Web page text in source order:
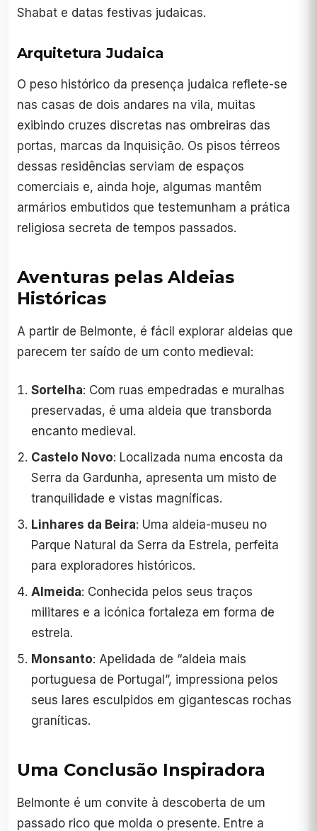
Shabat e datas festivas judaicas.
Arquitetura Judaica
O peso histórico da presença judaica reflete-se
nas casas de dois andares na vila, muitas
exibindo cruzes discretas nas ombreiras das
portas, marcas da Inquisição. Os pisos térreos
dessas residências serviam de espaços
comerciais e, ainda hoje, algumas mantêm
armários embutidos que testemunham a prática
religiosa secreta de tempos passados.
Aventuras pelas Aldeias
Históricas
A partir de Belmonte, é fácil explorar aldeias que
parecem ter saído de um conto medieval:
Sortelha: Com ruas empedradas e muralhas
preservadas, é uma aldeia que transborda
encanto medieval.
Castelo Novo: Localizada numa encosta da
Serra da Gardunha, apresenta um misto de
tranquilidade e vistas magníficas.
Linhares da Beira: Uma aldeia-museu no
Parque Natural da Serra da Estrela, perfeita
para exploradores históricos.
Almeida: Conhecida pelos seus traços
militares e a icónica fortaleza em forma de
estrela.
Monsanto: Apelidada de “aldeia mais
portuguesa de Portugal”, impressiona pelos
seus lares esculpidos em gigantescas rochas
graníticas.
Uma Conclusão Inspiradora
Belmonte é um convite à descoberta de um
passado rico que molda o presente. Entre a